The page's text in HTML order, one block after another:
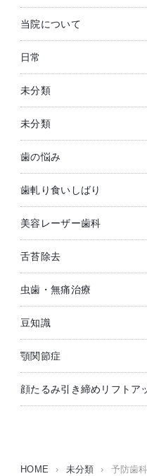
当院について
日常
未分類
未分類
歯の悩み
歯軋り食いしばり
美容レーザー歯科
舌苔除去
虫歯・無痛治療
豆知識
顎関節症
顔たるみ引き締めリフトア
HOME › 未分類 › 予防歯